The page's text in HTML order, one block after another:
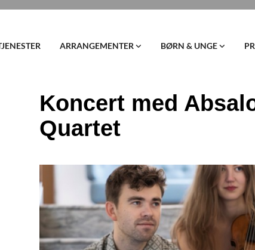
ARRANGEMENTER BØRN & UNGE
Koncert med
Quartet